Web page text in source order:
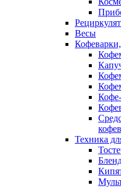
Весы
Техника